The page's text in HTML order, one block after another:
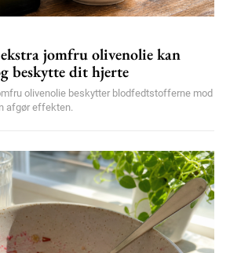
jomfru olivenolie kan
beskytte dit hjerte
olivenolie beskytter blodfedtstofferne mod
afgør effekten.